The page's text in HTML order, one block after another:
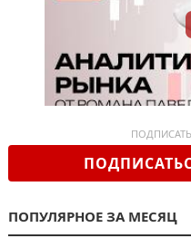
ПОПУЛЯРНОЕ ЗА МЕСЯЦ